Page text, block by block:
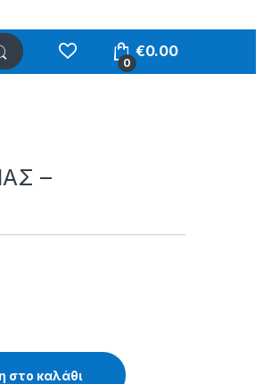
0
€0.00
–
quantity
στο καλάθι